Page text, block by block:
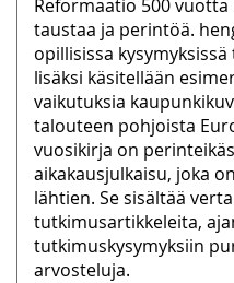
Reformaatio 500
taustaa ja perintöä.
opillisissa
lisäksi käsitellään
vaikutuksia
talouteen pohjoista
vuosikirja on
aikakausjulkaisu, joka
lähtien. Se sisältää
tutkimusartikkeleita,
tutkimuskysymyksiin
arvosteluja.